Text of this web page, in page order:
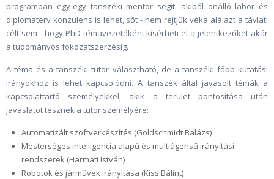
programban egy-egy tanszéki mentor segít, akiből önálló labor és
diplomaterv konzulens is lehet, sőt - nem rejtjük véka alá azt a távlati
célt sem - hogy PhD témavezetőként kísérheti el a jelentkezőket akár
a tudományos fokozatszerzésig.
A téma és a tanszéki tutor választható, de a tanszéki főbb kutatási
irányokhoz is lehet kapcsolódni. A tanszék által javasolt témák a
kapcsolattartó személyekkel, akik a terület pontosítása után
javaslatot tesznek a tutor személyére:
Automatizált szoftverkészítés (Goldschmidt Balázs)
Mesterséges intelligencia alapú és multiágensű irányítási
rendszerek (Harmati István)
Robotok és járművek irányítása (Kiss Bálint)